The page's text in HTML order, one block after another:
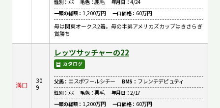
性別： 毛色： 年月日：
一頭の総額： 1,200万円 一口価格： 60万円
母は関東オークス2着。母の半弟アメリカズカップはきさらぎ
賞勝ち
満口
30
9
レッツサッチャーの22
カタログ
父馬： エスポワールシチー BMS： フレンチデピュティ
性別：ﾒｽ 毛色：栗毛 年月日：2/17
一頭の総額： 1,200万円 一口価格： 60万円